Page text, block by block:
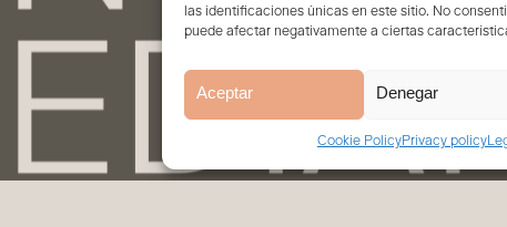
las identificaciones únicas en este sitio. No
puede afectar negativamente a ciertas
Aceptar Denegar
Cookie PolicyPrivacy policy